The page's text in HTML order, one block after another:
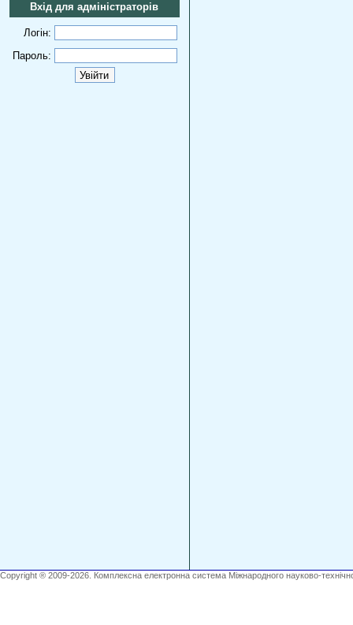
Вхід для адміністраторів
Логін:
Пароль:
Copyright ® 2009-2026. Комплексна електронна система Міжнародного науково-